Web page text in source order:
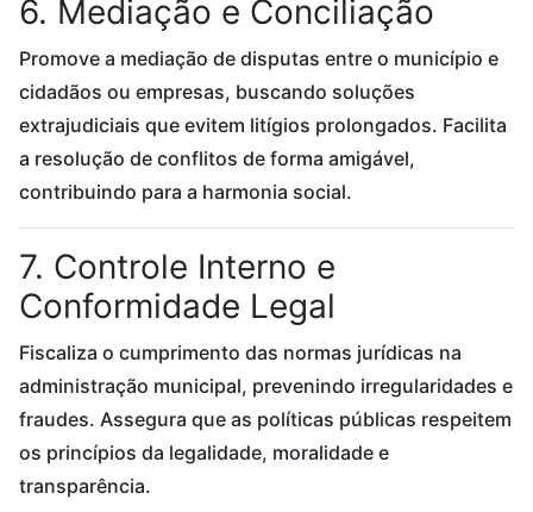
6. Mediação e Conciliação
Promove a mediação de disputas entre o município e
cidadãos ou empresas, buscando soluções
extrajudiciais que evitem litígios prolongados. Facilita
a resolução de conflitos de forma amigável,
contribuindo para a harmonia social.
7. Controle Interno e
Conformidade Legal
Fiscaliza o cumprimento das normas jurídicas na
administração municipal, prevenindo irregularidades e
fraudes. Assegura que as políticas públicas respeitem
os princípios da legalidade, moralidade e
transparência.